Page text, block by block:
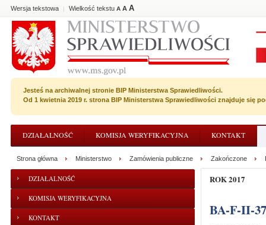
Wersja tekstowa | Wielkość tekstu A A A
Jesteś na archiwalnej stronie BIP Ministerstwa Sprawiedliwości.
Od 1 kwietnia 2019 r. strona BIP Ministerstwa Sprawiedliwości znajduje się
DZIAŁALNOŚĆ KOMISJA WERYFIKACYJNA KONTAKT
DZIAŁALNOŚĆ
KOMISJA WERYFIKACYJNA
KONTAKT
Strona główna Ministerstwo Zamówienia publiczne Zakończone
ROK 2017
BA-F-II-